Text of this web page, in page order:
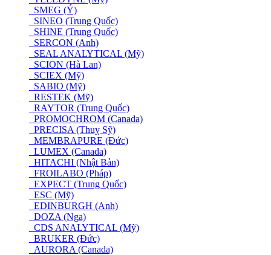
SMEG (Ý)
SINEO (Trung Quốc)
SHINE (Trung Quốc)
SERCON (Anh)
SEAL ANALYTICAL (Mỹ)
SCION (Hà Lan)
SCIEX (Mỹ)
SABIO (Mỹ)
RESTEK (Mỹ)
RAYTOR (Trung Quốc)
PROMOCHROM (Canada)
PRECISA (Thuỵ Sỹ)
MEMBRAPURE (Đức)
LUMEX (Canada)
HITACHI (Nhật Bản)
FROILABO (Pháp)
EXPECT (Trung Quốc)
ESC (Mỹ)
EDINBURGH (Anh)
DOZA (Nga)
CDS ANALYTICAL (Mỹ)
BRUKER (Đức)
AURORA (Canada)